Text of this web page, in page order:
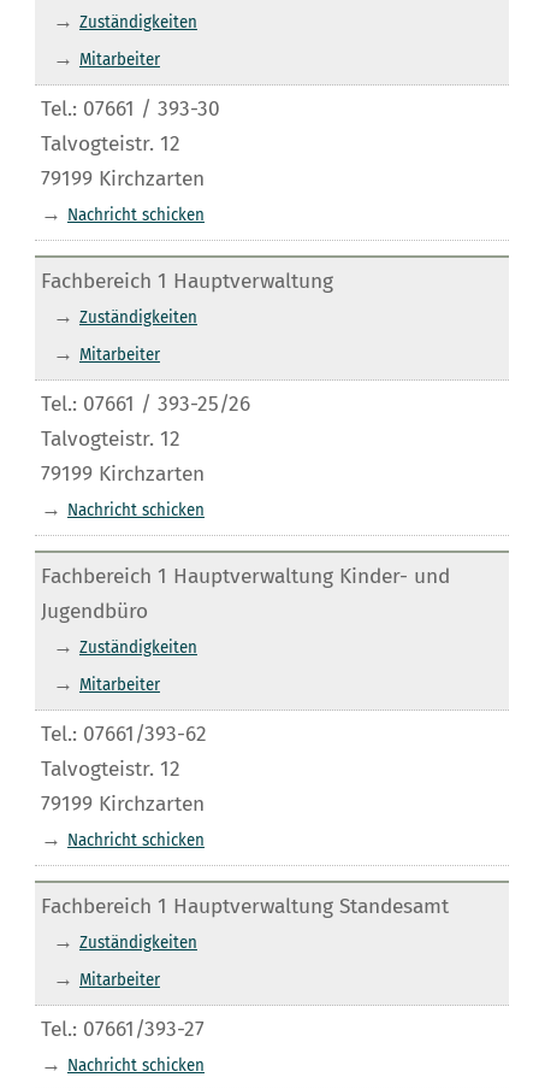
→ Zuständigkeiten
→ Mitarbeiter
Tel.: 07661 / 393-30
Talvogteistr. 12
79199 Kirchzarten
→
Nachricht schicken
Fachbereich 1 Hauptverwaltung
→ Zuständigkeiten
→ Mitarbeiter
Tel.: 07661 / 393-25/26
Talvogteistr. 12
79199 Kirchzarten
→
Nachricht schicken
Fachbereich 1 Hauptverwaltung Kinder- und
Jugendbüro
→ Zuständigkeiten
→ Mitarbeiter
Tel.: 07661/393-62
Talvogteistr. 12
79199 Kirchzarten
→
Nachricht schicken
Fachbereich 1 Hauptverwaltung Standesamt
→ Zuständigkeiten
→ Mitarbeiter
Tel.: 07661/393-27
→
Nachricht schicken